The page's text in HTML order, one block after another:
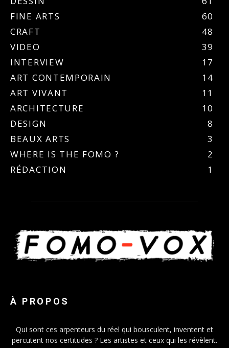
FINE ARTS
60
CRAFT
48
VIDEO
39
INTERVIEW
17
ART CONTEMPORAIN
14
ART VIVANT
11
ARCHITECTURE
10
DESIGN
8
BEAUX ARTS
3
WHERE IS THE FOMO ?
2
RÉDACTION
1
À PROPOS
Qui sont ces arpenteurs du réel qui bousculent, inventent et
percutent nos certitudes ? Les artistes et ceux qui les révèlent.